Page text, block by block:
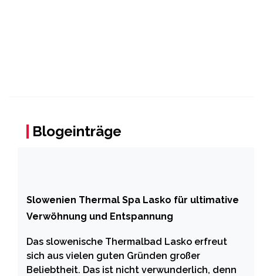
Blogeinträge
Slowenien Thermal Spa Lasko für ultimative
Verwöhnung und Entspannung
Das slowenische Thermalbad Lasko erfreut
sich aus vielen guten Gründen großer
Beliebtheit. Das ist nicht verwunderlich, denn